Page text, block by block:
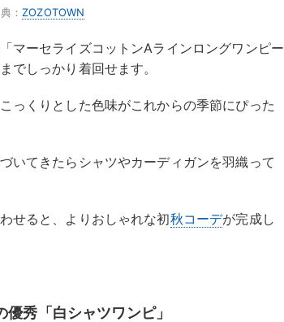
：ZOZOTOWN
マーセライズコットンAラインロングワンピー
でしっかり着回せます。
っくりとした色味がこれからの季節にぴった
いてきたらシャツやカーディガンを羽織って
せると、よりおしゃれな初秋コーデが完成し
秀「白シャツワンピ」